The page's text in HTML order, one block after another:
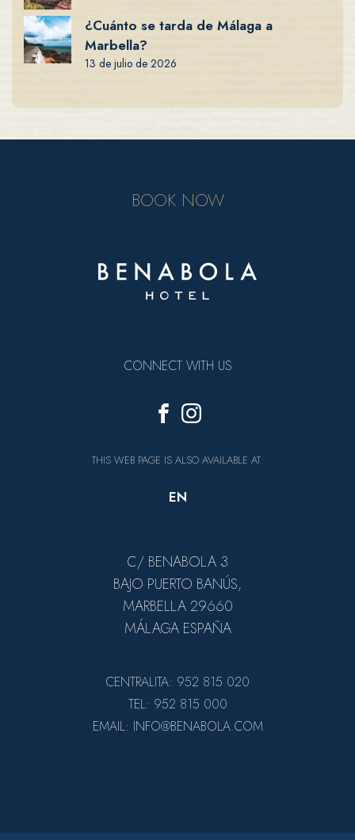
¿Cuánto se tarda de Málaga a
Marbella?
13 de julio de 2026
BOOK NOW
C/ BENABOLA 3
BAJO PUERTO BANÚS,
MARBELLA 29660
MÁLAGA ESPAÑA
CONNECT WITH US
THIS WEB PAGE IS ALSO AVAILABLE AT:
EN
CENTRALITA: 952 815 020
TEL: 952 815 000
EMAIL: INFO@BENABOLA.COM